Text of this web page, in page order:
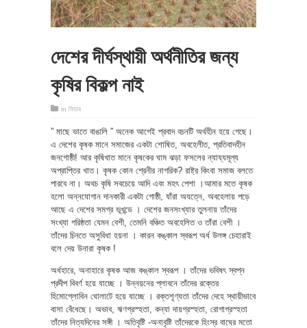
দেশের দীর্ঘস্থায়ী অর্থনীতির জন্য
কৃষির বিকল্প নাই
in ফিচার
” মাছে ভাতে বাঙালি ” অনেক আগেই প্রবাদ বচনটি অর্থহীন হয়ে গেছে।
এ দেশের কৃষক মানে সমাজের একটা শোষিত, অবহেলীত, প্রতিবাদহীন
জনগোষ্ঠী! আর কৃষিখাত মানে কৃষকের ঘাম ঝড়া ফসলের ন্যায্যমূল্য
অপ্রাপ্তির খাত। কৃষক কোন শ্রেনীর নাগরিক? রাষ্ট্র কিংবা সমাজ বলতে
পারবে না। অথচ কৃষি সবচেয়ে আদি এবং মহৎ পেশা ।আমার মতে কৃষক
হলো অন্নযোগান দানকারী একটা গোষ্ঠী, যাঁরা অযত্নে, অবহেলায় পড়ে
আছে এ দেশের সমগ্র ভূখন্ডে । দেশের জনসংখ্যার তুলনায় তাঁদের
সংখ্যা গরিষ্ঠতা যেমন বেশী, তেমনি বঞ্চিত অবহেলিত ও তাঁরা বেশী ।
তাঁদের চিনতে অসুবিধা হয়না । কারন কঙ্কাল স্বরূপ অর্ধ উলঙ্গ চেহারাই
বলে দেয় উনারা কৃষক !
অর্ধহারে, অনাহারে কৃষক আজ কঙ্কাল স্বরূপ । তাঁদের ভবিষৎ স্বপ্ন
প্রদীপ বিবর্ণ হয়ে যাচ্ছে । উন্নয়নের প্লাবনে তাঁদের রক্তের
হিমোগ্লোবিন ঘোলাটে হয়ে যাচ্ছে । রক্তশূণ্যতা তাঁদের দেহে স্থায়ীভাবে
বাসা বেঁধেছে। অভাব, ঋণগ্রস্হতা, কন্যা দায়গ্রস্হতা, রোগাগ্রস্হতা
তাঁদের নিত্যদিনের সঙ্গী । অতিবৃষ্টি -অনাবৃষ্টি তাঁদেরকে হিংস্র বাঘের মতো